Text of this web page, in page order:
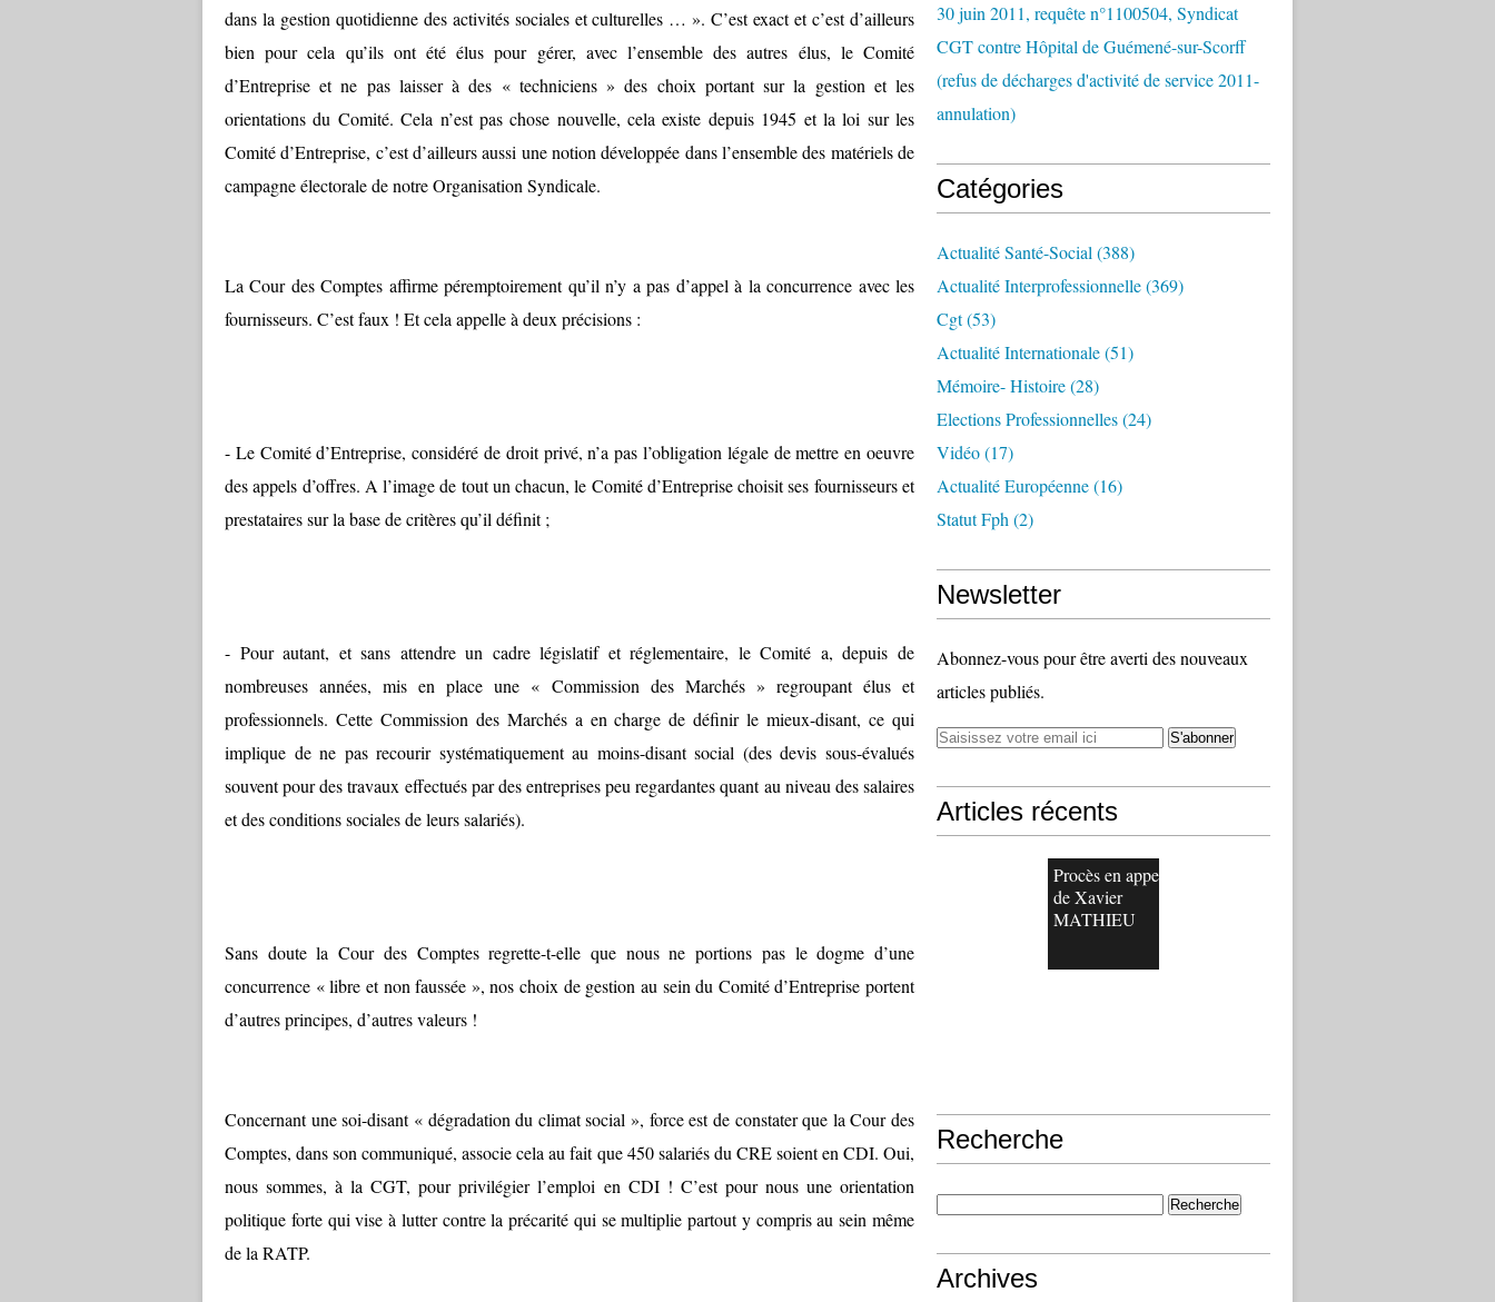
dans la gestion quotidienne des activités sociales et culturelles … ». C’est exact et c’est d’ailleurs
bien pour cela qu’ils ont été élus pour gérer, avec l’ensemble des autres élus, le Comité
d’Entreprise et ne pas laisser à des « techniciens » des choix portant sur la gestion et les
orientations du Comité. Cela n’est pas chose nouvelle, cela existe depuis 1945 et la loi sur les
Comité d’Entreprise, c’est d’ailleurs aussi une notion développée dans l’ensemble des matériels de
campagne électorale de notre Organisation Syndicale.
La Cour des Comptes affirme péremptoirement qu’il n’y a pas d’appel à la concurrence avec les
fournisseurs. C’est faux ! Et cela appelle à deux précisions :
- Le Comité d’Entreprise, considéré de droit privé, n’a pas l’obligation légale de mettre en oeuvre
des appels d’offres. A l’image de tout un chacun, le Comité d’Entreprise choisit ses fournisseurs et
prestataires sur la base de critères qu’il définit ;
- Pour autant, et sans attendre un cadre législatif et réglementaire, le Comité a, depuis de
nombreuses années, mis en place une « Commission des Marchés » regroupant élus et
professionnels. Cette Commission des Marchés a en charge de définir le mieux-disant, ce qui
implique de ne pas recourir systématiquement au moins-disant social (des devis sous-évalués
souvent pour des travaux effectués par des entreprises peu regardantes quant au niveau des salaires
et des conditions sociales de leurs salariés).
Sans doute la Cour des Comptes regrette-t-elle que nous ne portions pas le dogme d’une
concurrence « libre et non faussée », nos choix de gestion au sein du Comité d’Entreprise portent
d’autres principes, d’autres valeurs !
Concernant une soi-disant « dégradation du climat social », force est de constater que la Cour des
Comptes, dans son communiqué, associe cela au fait que 450 salariés du CRE soient en CDI. Oui,
nous sommes, à la CGT, pour privilégier l’emploi en CDI ! C’est pour nous une orientation
politique forte qui vise à lutter contre la précarité qui se multiplie partout y compris au sein même
de la RATP.
30 juin 2011, requête n°1100504, Syndicat
CGT contre Hôpital de Guémené-sur-Scorff
(refus de décharges d'activité de service 2011-
annulation)
Catégories
Actualité Santé-Social (388)
Actualité Interprofessionnelle(369)
Cgt(53)
Actualité Internationale(51)
Mémoire- Histoire(28)
Elections Professionnelles(24)
Vidéo(17)
Actualité Européenne(16)
Statut Fph (2)
Newsletter
Abonnez-vous pour être averti des nouveaux
articles publiés.
Articles récents
Procès en appel
de Xavier
MATHIEU
Recherche
Archives